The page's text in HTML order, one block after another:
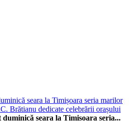
seara la Timișoara seria marilor
Brătianu dedicate celebrării orașului
seara la Timișoara seria...